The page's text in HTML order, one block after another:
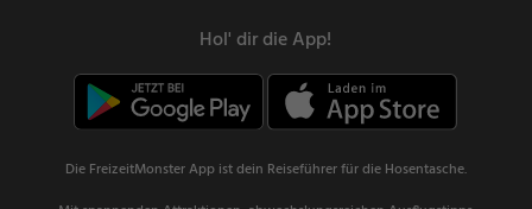
Hol' dir die App!
Die FreizeitMonster App ist dein Reiseführer für die Hosentasche.